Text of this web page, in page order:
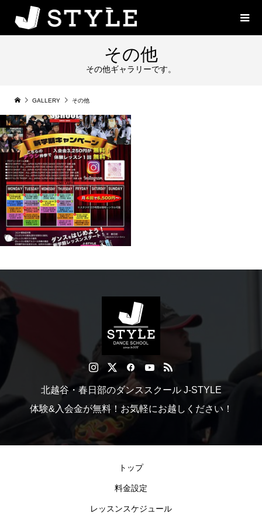
その他
その他ギャラリーです。
GALLERY その他
北越谷・春日部のダンススクール J-STYLE
体験&入会金が無料！お気軽にお越しください！
トップ
料金設定
レッスンスケジュール